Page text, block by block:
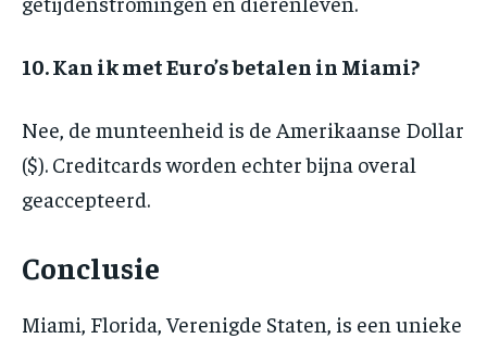
10. Kan ik met Euro’s betalen in Miami?
Nee, de munteenheid is de Amerikaanse Dollar
($). Creditcards worden echter bijna overal
geaccepteerd.
Conclusie
Miami, Florida, Verenigde Staten, is een unieke